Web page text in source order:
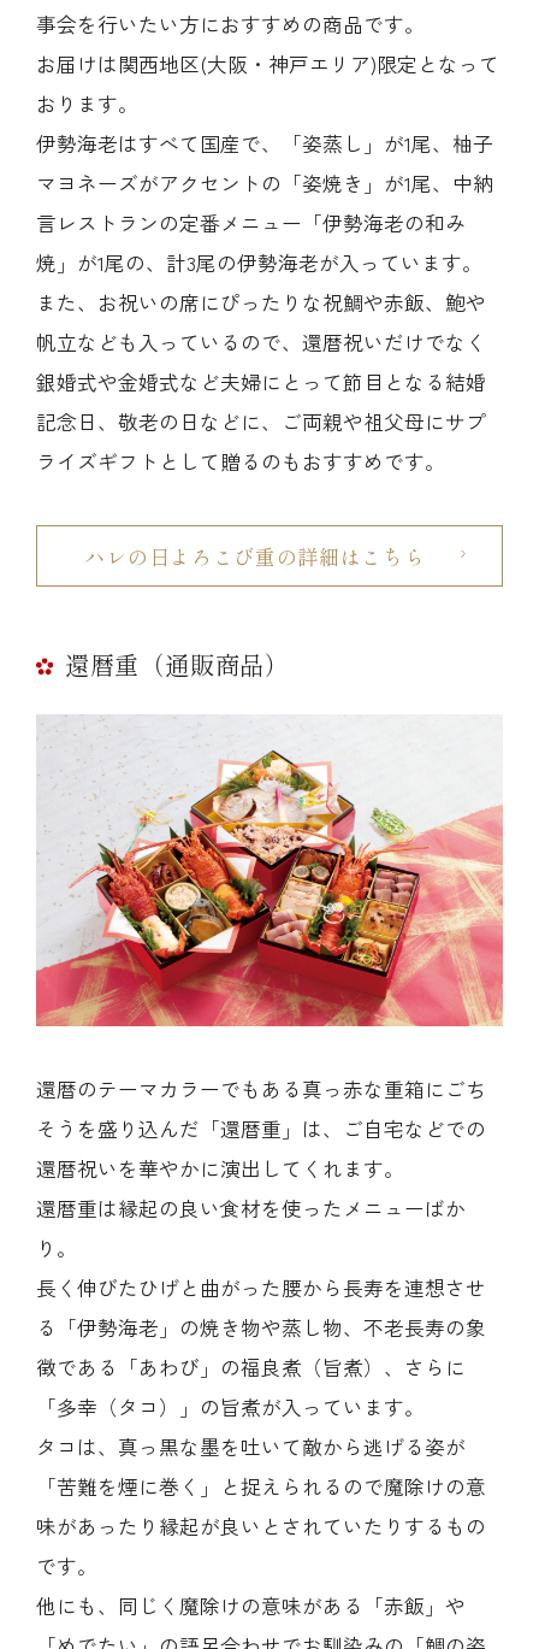
事会を行いたい方におすすめの商品です。
お届けは関西地区(大阪・神戸エリア)限定となって
おります。
伊勢海老はすべて国産で、「姿蒸し」が1尾、柚子
マヨネーズがアクセントの「姿焼き」が1尾、中納
言レストランの定番メニュー「伊勢海老の和み
焼」が1尾の、計3尾の伊勢海老が入っています。
また、お祝いの席にぴったりな祝鯛や赤飯、鮑や
帆立なども入っているので、還暦祝いだけでなく
銀婚式や金婚式など夫婦にとって節目となる結婚
記念日、敬老の日などに、ご両親や祖父母にサプ
ライズギフトとして贈るのもおすすめです。
ハレの日よろこび重の詳細はこちら
還暦重（通販商品）
還暦のテーマカラーでもある真っ赤な重箱にごち
そうを盛り込んだ「還暦重」は、ご自宅などでの
還暦祝いを華やかに演出してくれます。
還暦重は縁起の良い食材を使ったメニューばか
り。
長く伸びたひげと曲がった腰から長寿を連想させ
る「伊勢海老」の焼き物や蒸し物、不老長寿の象
徴である「あわび」の福良煮（旨煮）、さらに
「多幸（タコ）」の旨煮が入っています。
タコは、真っ黒な墨を吐いて敵から逃げる姿が
「苦難を煙に巻く」と捉えられるので魔除けの意
味があったり縁起が良いとされていたりするもの
です。
他にも、同じく魔除けの意味がある「赤飯」や